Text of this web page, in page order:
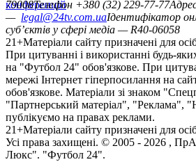
конференцій
79008Телефон +380 (32) 229-77-77
— legal@24tv.com.uaІдентифікатор
суб’єктів у сфері медіа — R40-06058
21+Матеріали сайту призначені для
При цитуванні і використанні будь-
на "Футбол 24" обов'язкове. При
мережі Інтернет гіперпосилання на
обов'язкове. Матеріали зі знаком
"Партнерський матеріал", "Реклама",
публікуємо на правах реклами.
21+Матеріали сайту призначені для
Усi права захищенi. © 2005 - 2026 ,
Люкс". "Футбол 24".